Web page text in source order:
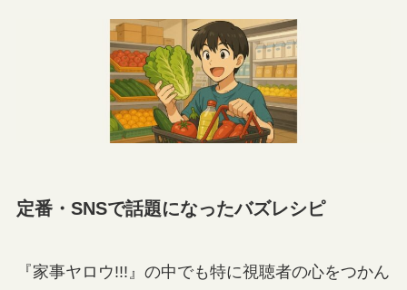
定番・SNSで話題になったバズレシピ
『家事ヤロウ!!!』の中でも特に視聴者の心をつかん